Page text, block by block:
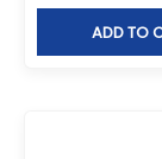
ADD TO